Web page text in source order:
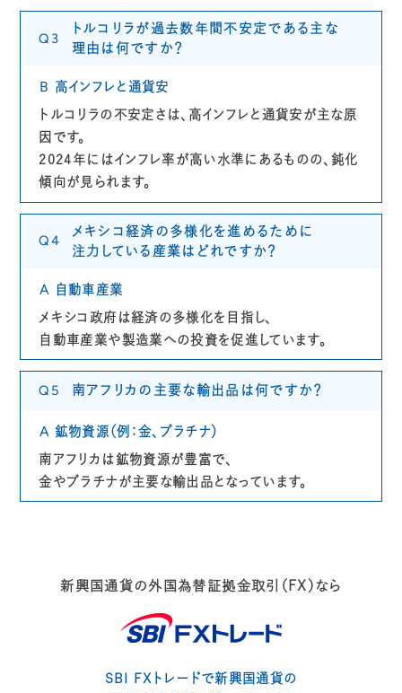
Q3
トルコリラが過去数年間不安定である主な
理由は何ですか？
B 高インフレと通貨安
トルコリラの不安定さは、高インフレと通貨安が主な原
因です。
2024年にはインフレ率が高い水準にあるものの、鈍化
傾向が見られます。
Q4
メキシコ経済の多様化を進めるために
注力している産業はどれですか？
A 自動車産業
メキシコ政府は経済の多様化を目指し、
自動車産業や製造業への投資を促進しています。
Q5 南アフリカの主要な輸出品は何ですか？
A 鉱物資源（例：金、プラチナ）
南アフリカは鉱物資源が豊富で、
金やプラチナが主要な輸出品となっています。
新興国通貨の外国為替証拠金取引（FX）なら
SBI FXトレードで新興国通貨の